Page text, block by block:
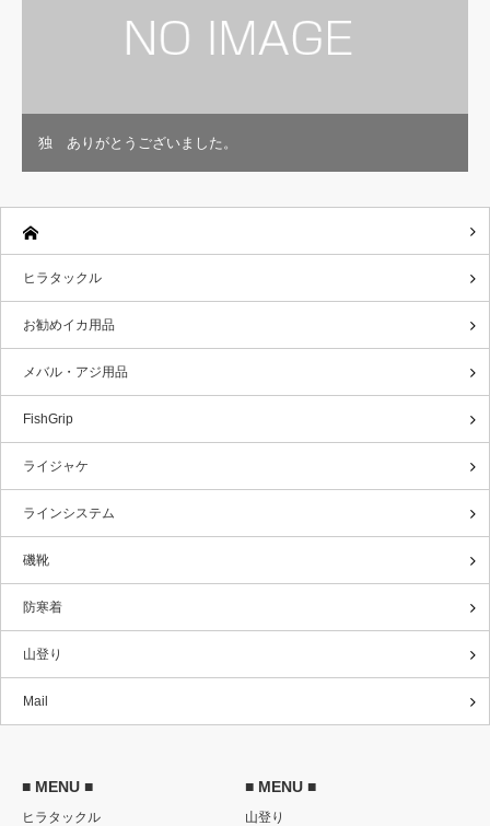
独 ありがとうございました。
ヒラタックル
お勧めイカ用品
メバル・アジ用品
FishGrip
ライジャケ
ラインシステム
磯靴
防寒着
山登り
Mail
■ MENU ■
ヒラタックル
■ MENU ■
山登り